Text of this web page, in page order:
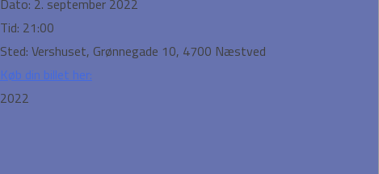
Dato: 2. september 2022
Tid: 21:00
Sted: Vershuset, Grønnegade 10, 4700 Næstved
Køb din billet her:
2022